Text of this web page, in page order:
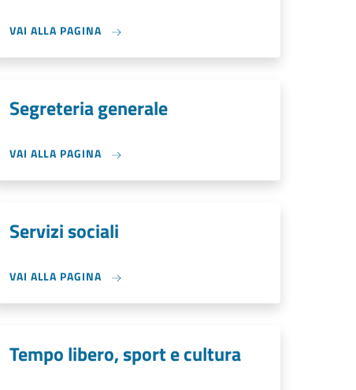
VAI ALLA PAGINA
Segreteria generale
VAI ALLA PAGINA
Servizi sociali
VAI ALLA PAGINA
Tempo libero, sport e cultura